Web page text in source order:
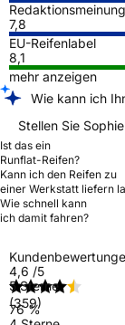
7,8
EU-Reifenlabel
8,1
mehr anzeigen
Wie kann ich
Stellen Sie
Ist das ein
Runflat-Reifen?
Kann ich den Reifen zu
einer Werkstatt liefern
Wie schnell kann
ich damit fahren?
4,6 /5
(359)
5 Sterne
76 %